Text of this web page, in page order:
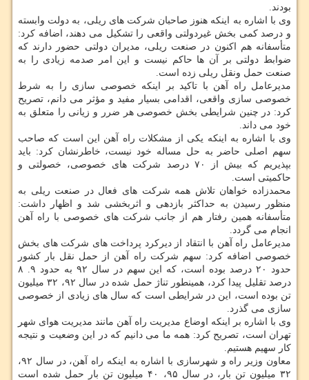
بودند.
وی با اشاره به اینكه هنوز صاحبان شركت های ریلی، به دولت وابسته
و درصد كمی بخش غیردولتی واقعی را تشكیل می دهند، اضافه كرد:
متأسفانه هم اكنون در صنعت ریلی، مدیران دولتی حضور دارند كه
ضوابط دولتی بر آن ها حاكم نیست و این امر صدمه زیادی را به
صنعت حمل ونقل ریلی زده است.
مدیرعامل راه آهن با تاكید بر اینكه خصوصی سازی را به شرط
خصوصی سازی واقعی، اقدامی بسیار مفید و مؤثر می دانم، تصریح
كرد: در چنین شرایطی بخش خصوصی هر ضرر و زیانی را متعلق به
خود می داند.
وی با اشاره به اینكه یكی از مشكلات راه آهن این است كه صاحب
سهم اصلی حاضر به حل مساله خود نیست، خاطرنشان كرد: باید
بپذیریم كه بیش از ۷۰ درصد شركت های خصوصی، خصولتی و
حاكمیتی است.
محمدزاده خواهان تلاش همه شركت های فعال در صنعت ریلی به
منظور رسیدن به حداكثر بازدهی و اثربخشی شد و اظهار داشت:
متأسفانه همین رفتار هم از جانب شركت های خصوصی با راه آهن
انجام می گردد.
مدیرعامل راه آهن با انتقاد از دیركرد پرداخت های شركت های بخش
خصوصی اضافه كرد: سهم شركت راه آهن از حمل نقل بار كشور
حدود ۲۰ درصد بوده است، كه این سهم در سال ۹۲ به حدود ۹. ۸
درصد تقلیل پیدا كرد، همینطور تناژ حمل شده در سال ۹۲، ۳۲ میلیون
تن بوده است، این در شرایطی است كه سال های زیادی از خصوصی
سازی می گذرد.
وی با اشاره بر اینكه اوضاع مدیریت راه آهن مانند مدیریت هوای شهر
تهران است، تصریح كرد: همه ما می دانیم كه در این وضعیت و نتیجه
كار سهیم هستیم.
معاون وزیر راه و شهرسازی با اشاره به اینكه راه آهن، در سال ۹۲،
۳۲ میلیون تن بار، در سال ۹۵، ۴۰ میلیون تن بار حمل شده است